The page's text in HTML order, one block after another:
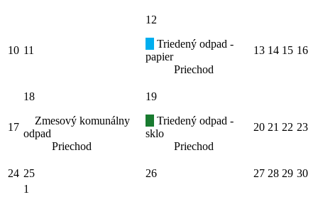
10 11
12
Triedený odpad -
papier
Priechod
13 14 15 16
17
18
Zmesový komunálny
odpad
Priechod
19
Triedený odpad -
sklo
Priechod
20 21 22 23
24 25 26 27 28 29 30
1